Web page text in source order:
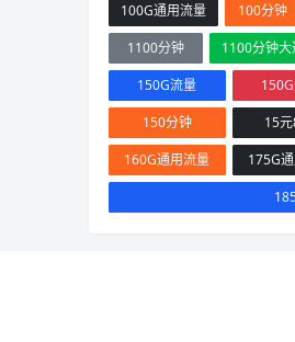
100G通用流量
100分钟
1100分钟
1100分钟
150G流量
150分钟
15
160G通用流量
175G